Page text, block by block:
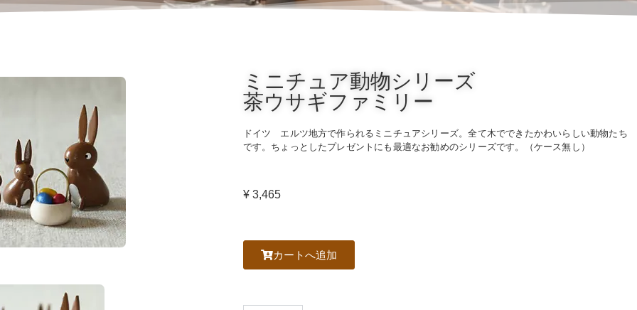
ミニチュア動物シリーズ
茶ウサギファミリー
ドイツ エルツ地方で作られるミニチュアシリーズ。全て木でできたかわいらしい動物たち
です。ちょっとしたプレゼントにも最適なお勧めのシリーズです。（ケース無し）
¥ 3,465
カートへ追加